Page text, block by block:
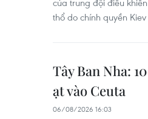
của trung đội điều
thổ do chính quyền
Tây Ban Nha:
ạt vào Ceuta
06/08/2026 16:03